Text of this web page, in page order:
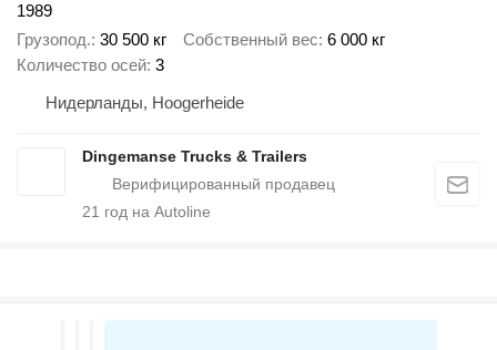
1989
Грузопод. 30 500 кг Собственный вес 6 000 кг
Количество осей 3
Нидерланды, Hoogerheide
Dingemanse Trucks & Trailers
21 год на Autoline